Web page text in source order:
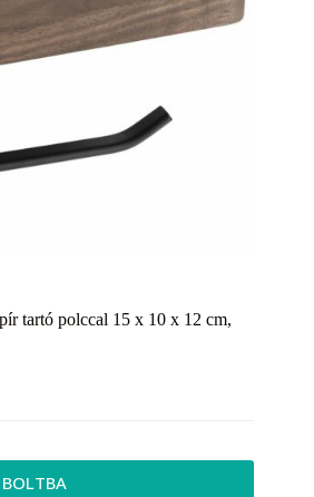
tartó polccal 15 x 10 x 12 cm,
BOLTBA